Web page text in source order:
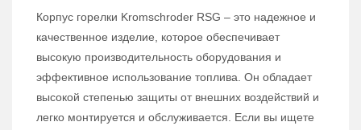
Корпус горелки Kromschroder RSG – это надежное и
качественное изделие, которое обеспечивает
высокую производительность оборудования и
эффективное использование топлива. Он обладает
высокой степенью защиты от внешних воздействий и
легко монтируется и обслуживается. Если вы ищете